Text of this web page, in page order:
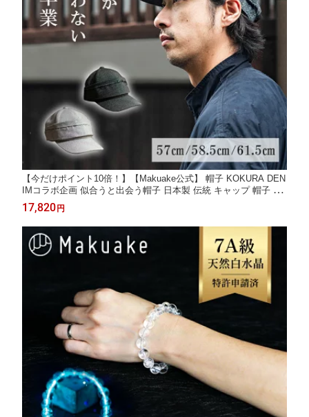
【今だけポイント10倍！】【Makuake公式】 帽子 KOKURA DEN
IMコラボ企画 似合うと出会う帽子 日本製 伝統 キャップ 帽子 似
合う ホワイトグレー ブラックグレー 小倉織 デニムキャップ J-FI
T ユニセックス メンズ レディース ギフト プレゼント Makuake
マクアケ
17,820 円